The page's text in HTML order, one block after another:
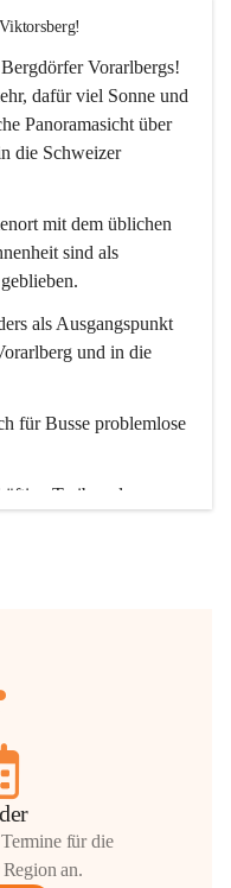
Vorarlbergs!
dafür viel Sonne und
Panoramasicht über
die Schweizer
mit dem üblichen
sind als
als Ausgangspunkt
und in die
für Busse problemlose
Treiben der
für die
an.